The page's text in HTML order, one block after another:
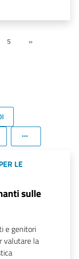
5 »
LE
sulle
e genitori
valutare la